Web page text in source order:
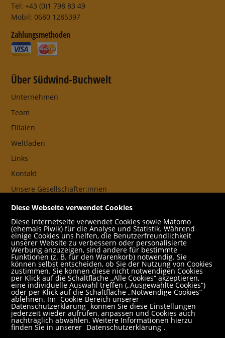
Tel: +43 (0)1 798 83 49
Mobil: 0680 1285397
Zahlungsmethoden
Über Südwind-Buchwelt
Unternehmen
Team
Filialen
Weltladen
Links
Kontakt
Unsere Gesellschafter:innen
AGB
Impressum
Datenschutz- und Cookieerklärung
Freund:innen
Service
Jobs
Newsletter abonnieren
Schulbuchservice
Rund um den Einkauf
Diese Webseite verwendet Cookies
Diese Internetseite verwendet Cookies sowie Matomo
(ehemals Piwik) für die Analyse und Statistik. Während
einige Cookies uns helfen, die Benutzerfreundlichkeit
unserer Website zu verbessern oder personalisierte
Werbung anzuzeigen, sind andere für bestimmte
Funktionen (z. B. für den Warenkorb) notwendig. Sie
können selbst entscheiden, ob Sie der Nutzung von Cookies
zustimmen. Sie können diese nicht notwendigen Cookies
per Klick auf die Schaltfläche „Alle Cookies“ akzeptieren,
eine individuelle Auswahl treffen („Ausgewählte Cookies“)
oder per Klick auf die Schaltfläche „Notwendige Cookies“
ablehnen. Im Cookie-Bereich unserer
Datenschutzerklärung können Sie diese Einstellungen
jederzeit wieder aufrufen, anpassen und Cookies auch
nachträglich abwählen. Weitere Informationen hierzu
finden Sie in unserer Datenschutzerklärung .